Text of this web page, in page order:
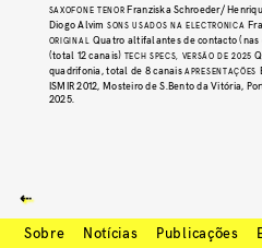
SAXOFONE TENOR Franziska Schroeder/
Diogo AlvimSONS USADOS NA ELECTRONICA
ORIGINAL Quatro altifalantes de contacto
(total 12 canais) TECH SPECS, VERSÃO DE 2025
quadrifonia, total de 8 canaisAPRESENTAÇÕES
ISMIR 2012, Mosteiro de S.Bento da Vitória,
2025.
⇠
Sobre Notícias Publicações